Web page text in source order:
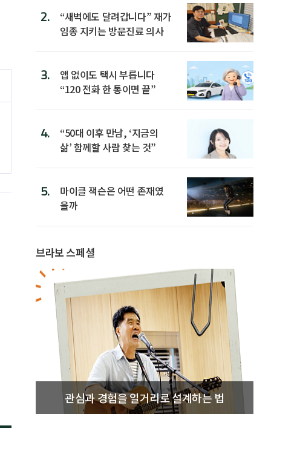
2.
“새벽에도 달려갑니다” 재가
임종 지키는 방문진료 의사
3.
앱 없이도 택시 부릅니다
“120 전화 한 통이면 끝”
4.
“50대 이후 만남, ‘지금의
삶’ 함께할 사람 찾는 것”
5.
마이클 잭슨은 어떤 존재였
을까
브라보 스페셜
관심과 경험을 일거리로 설계하는 법